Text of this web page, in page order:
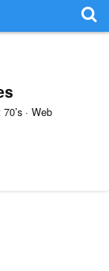
· Web